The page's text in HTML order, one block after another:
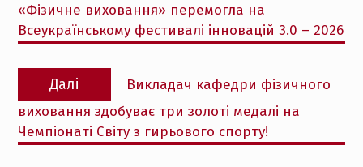
«Фізичне виховання» перемогла на
Всеукраїнському фестивалі інновацій 3.0 – 2026
Далі
Наступний
запис:
Викладач кафедри фізичного
виховання здобуває три золоті медалі на
Чемпіонаті Світу з гирьового спорту!